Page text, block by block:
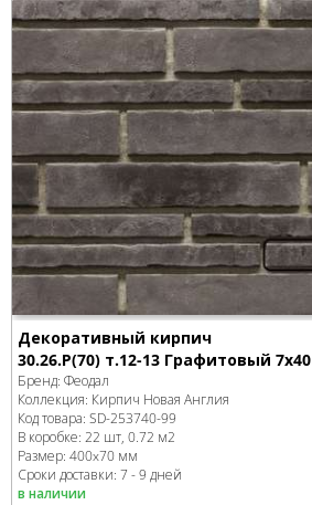
Декоративный кирпич
30.26.Р(70) т.12-13 Графитовый 7x40
Бренд: Феодал
Коллекция: Кирпич Новая Англия
Код товара: SD-253740-99
В коробке: 22 шт, 0.72 м2
Размер: 400x70 мм
Сроки доставки: 7 - 9 дней
в наличии